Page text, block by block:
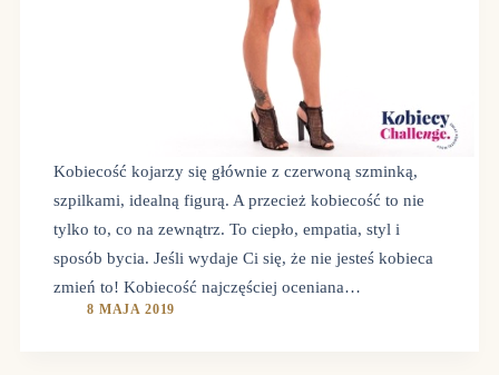
Kobiecość kojarzy się głównie z czerwoną szminką,
szpilkami, idealną figurą. A przecież kobiecość to nie
tylko to, co na zewnątrz. To ciepło, empatia, styl i
sposób bycia. Jeśli wydaje Ci się, że nie jesteś kobieca
zmień to! Kobiecość najczęściej oceniana…
8 MAJA 2019